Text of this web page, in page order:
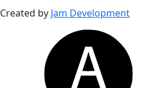
Created by Jam Development